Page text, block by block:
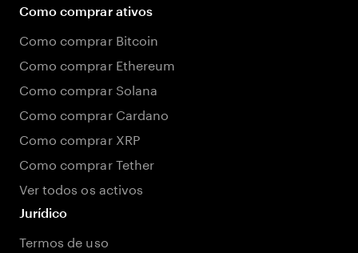
Como comprar ativos
Como comprar Bitcoin
Como comprar Ethereum
Como comprar Solana
Como comprar Cardano
Como comprar XRP
Como comprar Tether
Ver todos os activos
Jurídico
Termos de uso